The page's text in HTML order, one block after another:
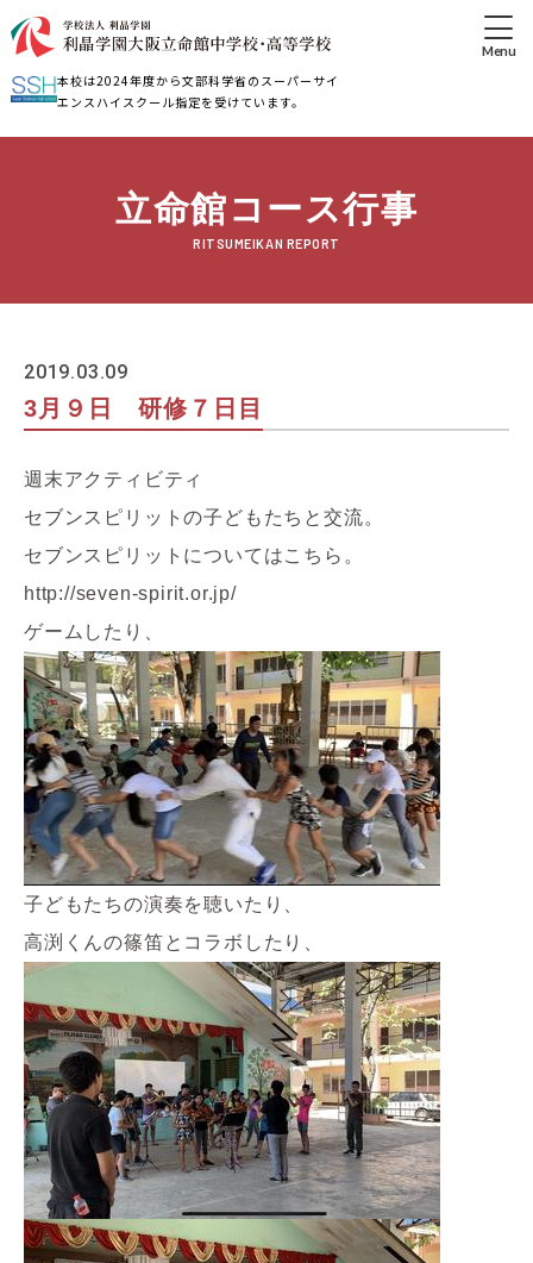
本校は2024年度から文部科学省のスーパーサイ
エンスハイスクール指定を受けています。
立命館コース行事
RITSUMEIKAN REPORT
2019.03.09
3月９日 研修７日目
週末アクティビティ
セブンスピリットの子どもたちと交流。
セブンスピリットについてはこちら。
http://seven-spirit.or.jp/
ゲームしたり、
子どもたちの演奏を聴いたり、
高渕くんの篠笛とコラボしたり、